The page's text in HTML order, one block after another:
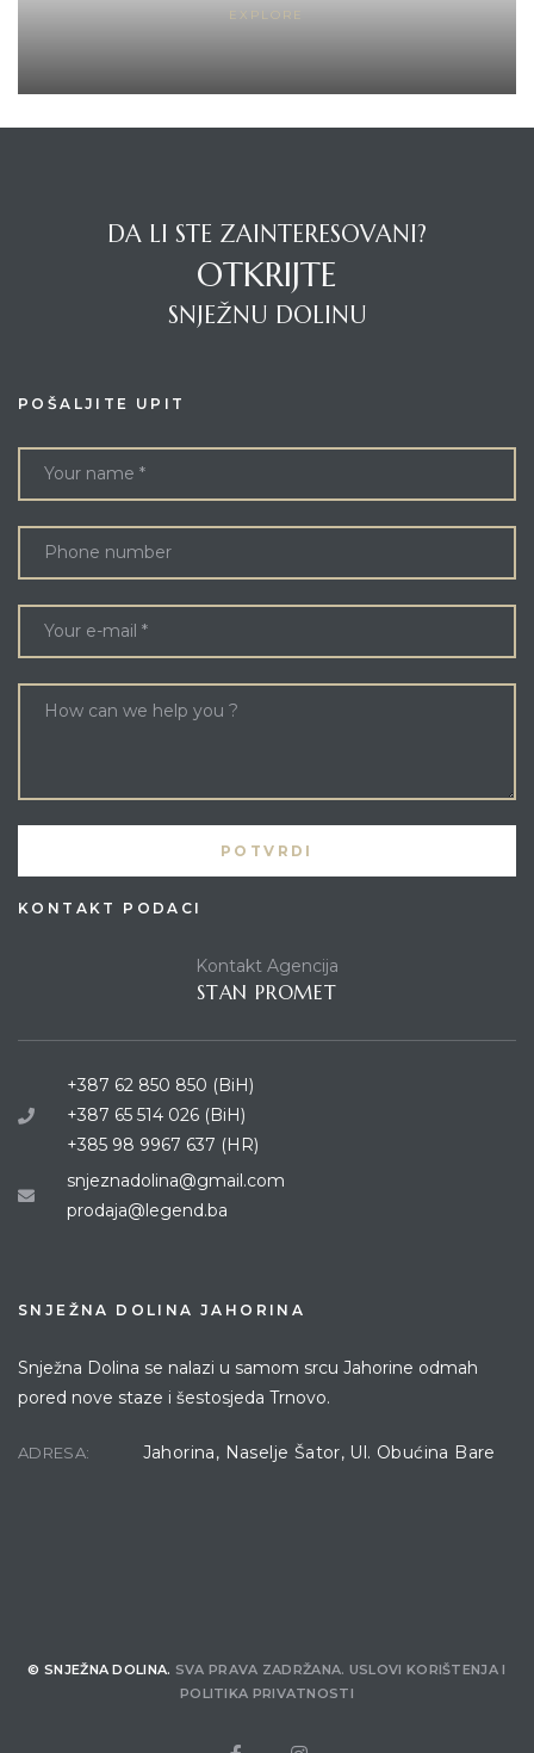
EXPLORE
DA LI STE ZAINTERESOVANI?
OTKRIJTE
SNJEŽNU DOLINU
SNJEŽNA DOLINA JAHORINA
Snježna Dolina se nalazi u samom srcu Jahorine odmah
pored nove staze i šestosjeda Trnovo.
ADRESA: Jahorina, Naselje Šator, Ul. Obućina Bare
KONTAKT PODACI
Kontakt Agencija
STAN PROMET
+387 62 850 850 (BiH)
+387 65 514 026 (BiH)
+385 98 9967 637 (HR)
snjeznadolina@gmail.com
prodaja@legend.ba
POŠALJITE UPIT
© SNJEŽNA DOLINA. SVA PRAVA ZADRŽANA. USLOVI KORIŠTENJAI
POLITIKA PRIVATNOSTI